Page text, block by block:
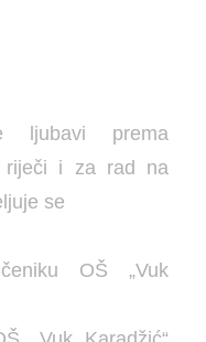
ljubavi prema
riječi i za rad na
se
OŠ „Vuk